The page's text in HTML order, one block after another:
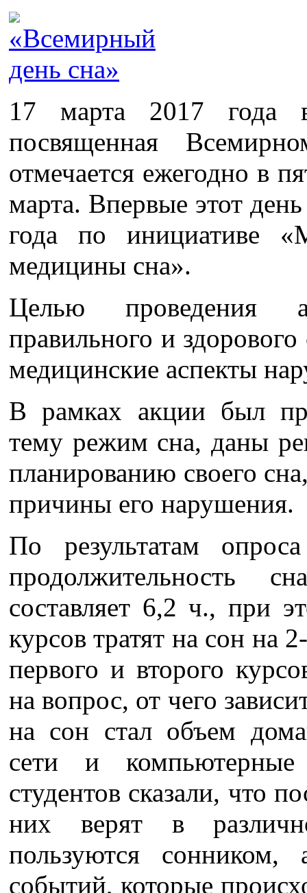
17 марта 2017
посвященная
отмечается ежегодно в
марта. Впервые этот
года по инициативе
медицины сна».
Целью проведения
правильного и
медицинские аспекты
В рамках акции был
тему режим сна, даны
планированию своего
причины его нарушения.
По результатам
продолжительность
составляет 6,2 ч., при
курсов тратят на сон на
первого и второго
на вопрос, от чего
на сон стал объем
сети и
студентов сказали, что
них верят в
пользуются
событий, которые